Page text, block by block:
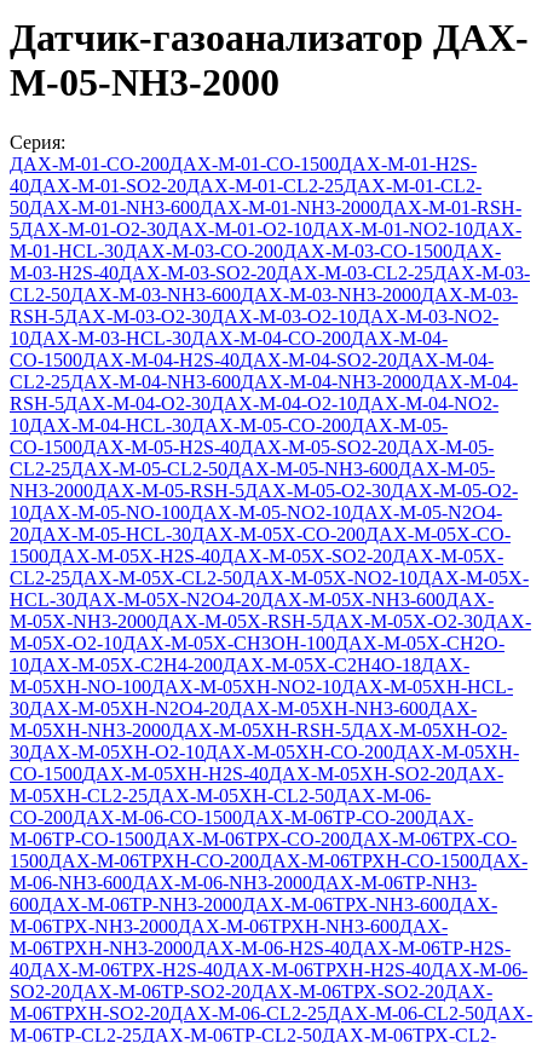
Датчик-газоанализатор ДАХ-
М-05-NH3-2000
Серия:
ДАХ-М-01-СО-200ДАХ-М-01-СО-1500ДАХ-М-01-Н2S-
40ДАХ-М-01-SO2-20ДАХ-М-01-CL2-25ДАХ-М-01-CL2-
50ДАХ-М-01-NH3-600ДАХ-М-01-NH3-2000ДАХ-М-01-RSH-
5ДАХ-М-01-O2-30ДАХ-М-01-O2-10ДАХ-М-01-NO2-10ДАХ-
М-01-HCL-30ДАХ-М-03-СО-200ДАХ-М-03-СО-1500ДАХ-
М-03-Н2S-40ДАХ-М-03-SO2-20ДАХ-М-03-CL2-25ДАХ-М-03-
CL2-50ДАХ-М-03-NH3-600ДАХ-М-03-NH3-2000ДАХ-М-03-
RSH-5ДАХ-М-03-O2-30ДАХ-М-03-O2-10ДАХ-М-03-NO2-
10ДАХ-М-03-HCL-30ДАХ-М-04-СО-200ДАХ-М-04-
СО-1500ДАХ-М-04-Н2S-40ДАХ-М-04-SO2-20ДАХ-М-04-
CL2-25ДАХ-М-04-NH3-600ДАХ-М-04-NH3-2000ДАХ-М-04-
RSH-5ДАХ-М-04-O2-30ДАХ-М-04-O2-10ДАХ-М-04-NO2-
10ДАХ-М-04-HCL-30ДАХ-М-05-СО-200ДАХ-М-05-
СО-1500ДАХ-М-05-H2S-40ДАХ-М-05-SO2-20ДАХ-М-05-
CL2-25ДАХ-М-05-CL2-50ДАХ-М-05-NH3-600ДАХ-М-05-
NH3-2000ДАХ-М-05-RSH-5ДАХ-М-05-O2-30ДАХ-М-05-O2-
10ДАХ-М-05-NO-100ДАХ-М-05-NO2-10ДАХ-М-05-N2O4-
20ДАХ-М-05-HCL-30ДАХ-М-05Х-CO-200ДАХ-М-05Х-CO-
1500ДАХ-М-05Х-H2S-40ДАХ-М-05Х-SO2-20ДАХ-М-05Х-
CL2-25ДАХ-М-05Х-CL2-50ДАХ-М-05Х-NO2-10ДАХ-М-05Х-
HCL-30ДАХ-М-05Х-N2O4-20ДАХ-М-05Х-NH3-600ДАХ-
М-05Х-NH3-2000ДАХ-М-05Х-RSH-5ДАХ-М-05Х-O2-30ДАХ-
М-05Х-O2-10ДАХ-М-05Х-CH3OH-100ДАХ-М-05Х-CH2O-
10ДАХ-М-05Х-C2H4-200ДАХ-М-05Х-C2H4O-18ДАХ-
М-05ХН-NO-100ДАХ-М-05ХН-NO2-10ДАХ-М-05ХН-HCL-
30ДАХ-М-05ХН-N2O4-20ДАХ-М-05ХН-NH3-600ДАХ-
М-05ХН-NH3-2000ДАХ-М-05ХН-RSH-5ДАХ-М-05ХН-O2-
30ДАХ-М-05ХН-O2-10ДАХ-М-05ХН-CO-200ДАХ-М-05ХН-
CO-1500ДАХ-М-05ХН-H2S-40ДАХ-М-05ХН-SO2-20ДАХ-
М-05ХН-CL2-25ДАХ-М-05ХН-CL2-50ДАХ-М-06-
СО-200ДАХ-М-06-СО-1500ДАХ-М-06ТР-CO-200ДАХ-
М-06ТР-CO-1500ДАХ-М-06ТРХ-CO-200ДАХ-М-06ТРХ-CO-
1500ДАХ-М-06ТРХН-CO-200ДАХ-М-06ТРХН-CO-1500ДАХ-
М-06-NH3-600ДАХ-М-06-NH3-2000ДАХ-М-06ТР-NH3-
600ДАХ-М-06ТР-NH3-2000ДАХ-М-06ТРХ-NH3-600ДАХ-
М-06ТРХ-NH3-2000ДАХ-М-06ТРХН-NH3-600ДАХ-
М-06ТРХН-NH3-2000ДАХ-М-06-Н2S-40ДАХ-М-06ТР-Н2S-
40ДАХ-М-06ТРХ-H2S-40ДАХ-М-06ТРХН-H2S-40ДАХ-М-06-
SO2-20ДАХ-М-06ТР-SO2-20ДАХ-М-06ТРХ-SO2-20ДАХ-
М-06ТРХН-SO2-20ДАХ-М-06-CL2-25ДАХ-М-06-CL2-50ДАХ-
М-06ТР-CL2-25ДАХ-М-06ТР-CL2-50ДАХ-М-06ТРХ-CL2-